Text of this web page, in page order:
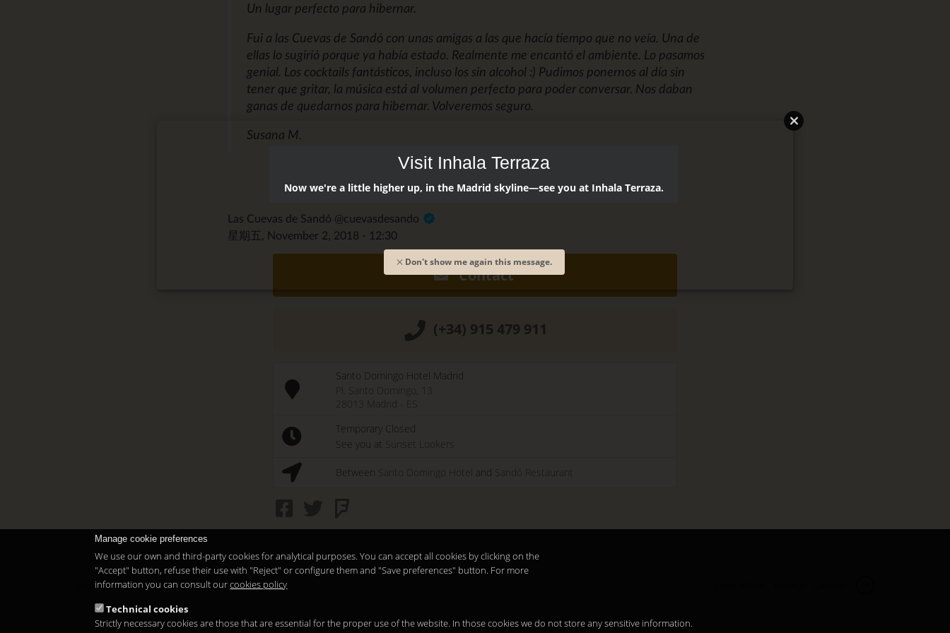
Un lugar perfecto para hibernar.
Fui a las Cuevas de Sandó con unas amigas a las que hacía tiempo que no veía. Una de
ellas lo sugirió porque ya había estado. Realmente me encantó el ambiente. Lo pasamos
genial. Los cocktails fantásticos, incluso los sin alcohol :) Pudimos ponernos al día sin
tener que gritar, la música está al volumen perfecto para poder conversar. Nos daban
ganas de quedarnos para hibernar. Volveremos seguro.
Susana M.
Las Cuevas de Sandó @cuevasdesando
星期五, November 2, 2018 - 12:30
Contact
(+34) 915 479 911
Santo Domingo Hotel Madrid
Pl. Santo Domingo, 13
28013
Madrid
Temporary Closed
See you at
Sunset Lookers
Between Santo Domingo Hotel and Sandó Restaurant
Copyright 2026
Manage cookie preferences
We use our own and third-party cookies for analytical purposes. You can accept all cookies by clicking on the
"Accept" button, refuse their use with "Reject" or configure them and "Save preferences" button. For more
information you can consult ourcookies policy
Technical cookies
Strictly necessary cookies are those that are essential for the proper use of the website. In those cookies we do not store any sensitive information.
Visit Inhala Terraza
Now we're a little higher up, in the Madrid skyline—see you at Inhala Terraza.
Don't show me again this message.